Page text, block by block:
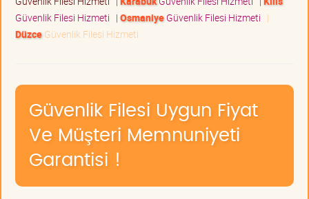
Güvenlik Filesi Hizmeti | OsmaniyeGüvenlik Filesi Hizmeti |
DüzceGüvenlik Filesi Hizmeti
Güvenlik Filesi Uygun Fiyat
Ve Müşteri Memnuniyeti
Garantisi !